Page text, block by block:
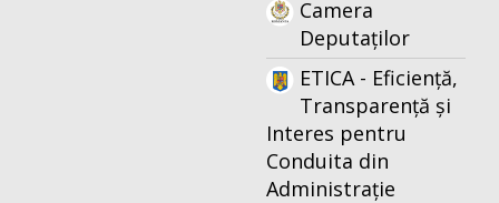
Camera
Deputaților
ETICA - Eficiență,
Transparență și
Interes pentru
Conduita din
Administrație